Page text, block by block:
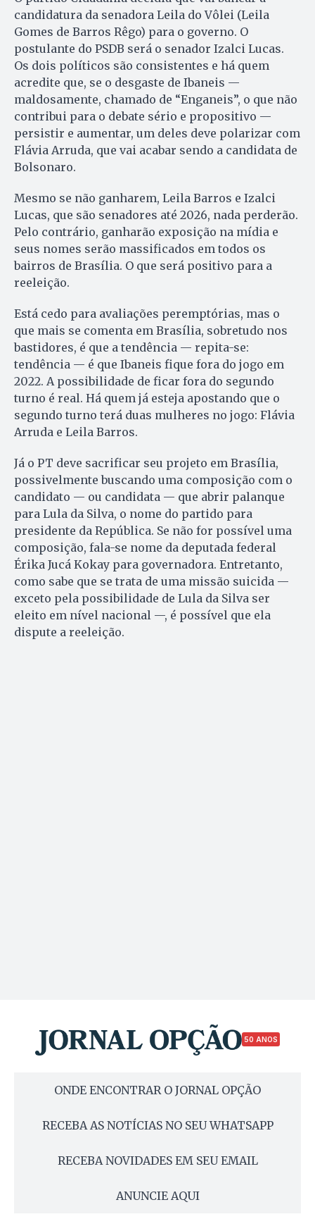
candidatura da senadora Leila do Vôlei (Leila
Gomes de Barros Rêgo) para o governo. O
postulante do PSDB será o senador Izalci Lucas.
Os dois políticos são consistentes e há quem
acredite que, se o desgaste de Ibaneis —
maldosamente, chamado de “Enganeis”, o que não
contribui para o debate sério e propositivo —
persistir e aumentar, um deles deve polarizar com
Flávia Arruda, que vai acabar sendo a candidata de
Bolsonaro.
Mesmo se não ganharem, Leila Barros e Izalci
Lucas, que são senadores até 2026, nada perderão.
Pelo contrário, ganharão exposição na mídia e
seus nomes serão massificados em todos os
bairros de Brasília. O que será positivo para a
reeleição.
Está cedo para avaliações peremptórias, mas o
que mais se comenta em Brasília, sobretudo nos
bastidores, é que a tendência — repita-se:
tendência — é que Ibaneis fique fora do jogo em
2022. A possibilidade de ficar fora do segundo
turno é real. Há quem já esteja apostando que o
segundo turno terá duas mulheres no jogo: Flávia
Arruda e Leila Barros.
Já o PT deve sacrificar seu projeto em Brasília,
possivelmente buscando uma composição com o
candidato — ou candidata — que abrir palanque
para Lula da Silva, o nome do partido para
presidente da República. Se não for possível uma
composição, fala-se nome da deputada federal
Érika Jucá Kokay para governadora. Entretanto,
como sabe que se trata de uma missão suicida —
exceto pela possibilidade de Lula da Silva ser
eleito em nível nacional —, é possível que ela
dispute a reeleição.
50 ANOS
ONDE ENCONTRAR O JORNAL OPÇÃO
RECEBA AS NOTÍCIAS NO SEU WHATSAPP
RECEBA NOVIDADES EM SEU EMAIL
ANUNCIE AQUI